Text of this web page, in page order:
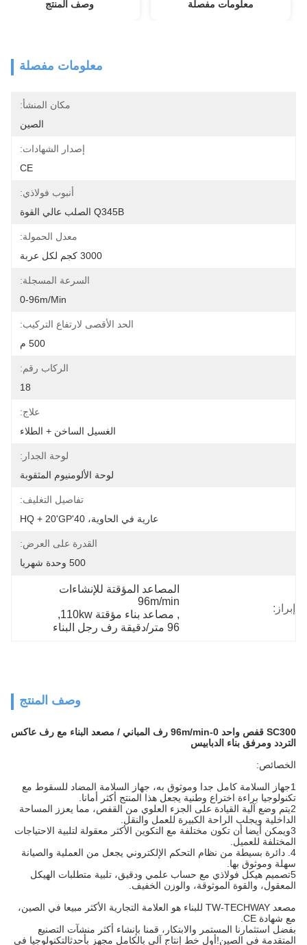
معلومات مفصلة وصف المنتج
معلومات مفصلة
مكان المنشأ:
الصين
إصدار الشهادات:
CE
أنبوب فولاذي:
Q345B الصلب عالي القوة
معدل الحمولة:
3000 كجم لكل عربة
السرعة المسجلة:
0-96m/min
الحد الأقصى لارتفاع التركيب:
500 م
الركاب رقم:
18
علاج:
الغسيل الساخن + الطلاء
لوحة الجدار:
لوحة الألومنيوم المثقوبة
تفاصيل التغليف:
عارية في الحاوية، 40'HQ + 20'GP
القدرة على العرض:
500 وحدة شهريا
إبراز:
المصاعد المؤقتة للإنشاءات
96m/min
, مصاعد بناء مؤقتة 110kw
,
96 متر/دقيقة رف رجل البناء
وصف المنتج
SC300 قفص واحد 0-96m/min رف المباني / مصعد البناء مع رف عاكس
التردد ومرفق بناء الدبابيس
الخصائص:
1جهاز السلامة كامل جدا وموثوق به، جهاز السلامة المضاد للسقوط مع
تكنولوجيا براءة اختراع وطنية يجعل هذا المنتج أكثر أمانا.
2يتم وضع آلية القيادة على الجزء العلوي من القفص، مما يعزز المساحة
الداخلية ويجلب الراحة الكبيرة للعمل والنقل.
3ويمكن أيضا أن تكون مختلفة مع التكوين الأكثر معقولة لتلبية الاحتياجات
المختلفة للعميل.
4. دائرة بسيطة من نظام التحكم الإلكتروني يجعل من العملية والصيانة
سهلة وموثوق بها.
5تصميم هيكل فولاذي مع حساب علمي ودقيق، تلبية متطلبات الهيكل
المعقول، والقوة الموثوقة، والوزن الخفيف.
مصعد TW-TECHWAY للبناء هو العلامة التجارية الأكثر مبيعا في الصين،
مع شهادة CE.
بفضل استثمارنا المستمر والابتكار، قمنا بإنشاء أكثر منشآت التصنيع
المتقدمة في الصين!أول خط إنتاج آلي بالكامل مجهز بأحدثالتكنولوجيا في